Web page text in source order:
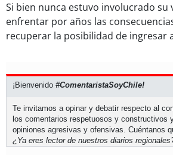
Si bien nunca estuvo involucrado
enfrentar por años las
recuperar la posibilidad de ingresar
¡Bienvenido #ComentaristaSoyChile!
Te invitamos a opinar y debatir respecto al
los comentarios respetuosos y constructivos
opiniones agresivas y ofensivas. Cuéntanos
¿Ya eres lector de nuestros diarios